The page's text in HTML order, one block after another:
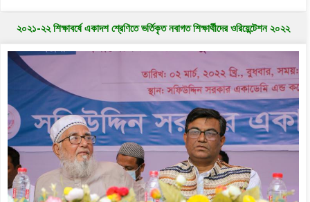
২০২১-২২ শিক্ষাবর্ষে একাদশ শ্রেণিতে ভর্তিকৃত নবাগত শিক্ষার্থীদের ওরিয়েন্টেশন ২০২২